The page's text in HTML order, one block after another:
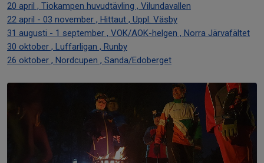
20 april , Tiokampen huvudtävling , Vilundavallen
22 april - 03 november , Hittaut , Uppl. Väsby
31 augusti - 1 september , VOK/AOK-helgen , Norra Järvafältet
30 oktober , Luffarligan , Runby
26 oktober , Nordcupen , Sanda/Edoberget